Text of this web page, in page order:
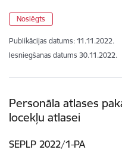
Noslēgts
Publikācijas datums: 11.11.2022.
Iesniegšanas datums 30.11.2022.
Personāla atlases
locekļu atlasei
SEPLP 2022/1-PA